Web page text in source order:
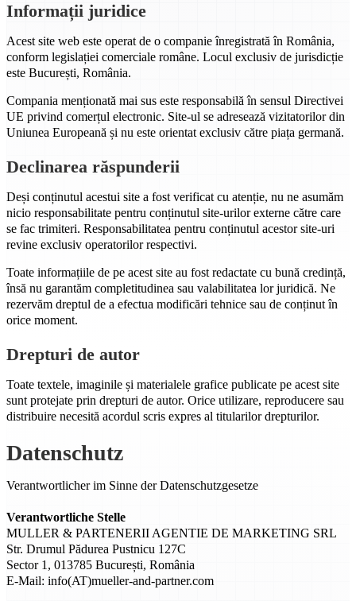
Informații juridice
Acest site web este operat de o companie înregistrată în România,
conform legislației comerciale române. Locul exclusiv de jurisdicție
este București, România.
Compania menționată mai sus este responsabilă în sensul Directivei
UE privind comerțul electronic. Site-ul se adresează vizitatorilor din
Uniunea Europeană și nu este orientat exclusiv către piața germană.
Declinarea răspunderii
Deși conținutul acestui site a fost verificat cu atenție, nu ne asumăm
nicio responsabilitate pentru conținutul site-urilor externe către care
se fac trimiteri. Responsabilitatea pentru conținutul acestor site-uri
revine exclusiv operatorilor respectivi.
Toate informațiile de pe acest site au fost redactate cu bună credință,
însă nu garantăm completitudinea sau valabilitatea lor juridică. Ne
rezervăm dreptul de a efectua modificări tehnice sau de conținut în
orice moment.
Drepturi de autor
Toate textele, imaginile și materialele grafice publicate pe acest site
sunt protejate prin drepturi de autor. Orice utilizare, reproducere sau
distribuire necesită acordul scris expres al titularilor drepturilor.
Datenschutz
Verantwortlicher im Sinne der Datenschutzgesetze
Verantwortliche Stelle
MULLER & PARTENERII AGENTIE DE MARKETING SRL
Str. Drumul Pădurea Pustnicu 127C
Sector 1, 013785 București, România
E-Mail: info(AT)mueller-and-partner.com